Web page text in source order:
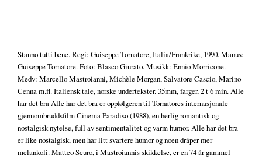
Stanno tutti bene. Regi: Guiseppe Tornatore, Italia/Frankrike, 1990. Manus:
Guiseppe Tornatore. Foto: Blasco Giurato. Musikk: Ennio Morricone.
Medv: Marcello Mastroianni, Michèle Morgan, Salvatore Cascio, Marino
Cenna m.fl. Italiensk tale, norske undertekster. 35mm, farger, 2 t 6 min. Alle
har det bra Alle har det bra er oppfølgeren til Tornatores internasjonale
gjennombruddsfilm Cinema Paradiso (1988), en herlig romantisk og
nostalgisk nytelse, full av sentimentalitet og varm humor. Alle har det bra
er like nostalgisk, men har litt svartere humor og noen dråper mer
melankoli. Matteo Scuro, i Mastroiannis skikkelse, er en 74 år gammel